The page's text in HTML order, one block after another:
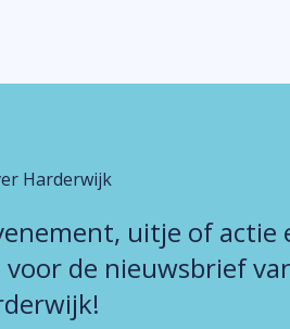
Harderwijk
uitje of actie
voor de nieuwsbrief